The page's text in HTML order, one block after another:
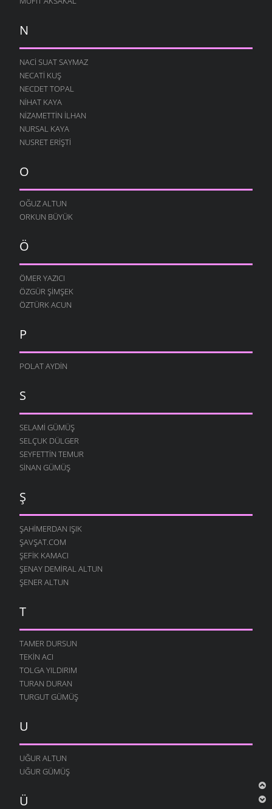
N
NACI SUAT SAYMAZ
NECATI KUŞ
NECDET TOPAL
NIHAT KAYA
NIZAMETTIN İLHAN
NURSAL KAYA
NUSRET ERIŞTI
O
OĞUZ ALTUN
ORKUN BÜYÜK
Ö
ÖMER YAZICI
ÖZGÜR ŞIMŞEK
ÖZTÜRK ACUN
P
POLAT AYDIN
S
SELAMI GÜMÜŞ
SELÇUK DÜLGER
SEYFETTIN TEMUR
SINAN GÜMÜŞ
Ş
ŞAHIMERDAN IŞIK
ŞAVŞAT.COM
ŞEFIK KAMACI
ŞENAY DEMIRAL ALTUN
ŞENER ALTUN
T
TAMER DURSUN
TEKIN ACI
TOLGA YILDIRIM
TURAN DURAN
TURGUT GÜMÜŞ
U
UĞUR ALTUN
UĞUR GÜMÜŞ
Ü